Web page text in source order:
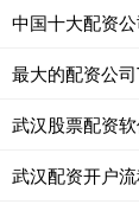
中国十大配资
最大的配资公
武汉股票配资
武汉配资开户